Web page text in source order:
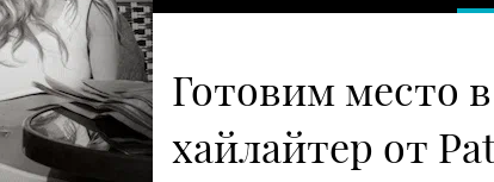
Готовим место
хайлайтер от